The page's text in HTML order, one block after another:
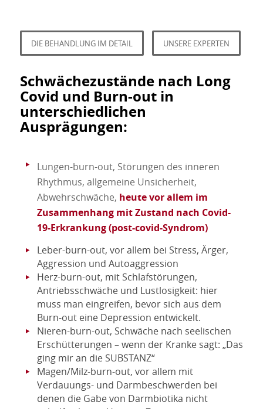
DIE BEHANDLUNG IM DETAIL UNSERE EXPERTEN
Schwächezustände nach Long
Covid und Burn-out in
unterschiedlichen
Ausprägungen:
Lungen-burn-out, Störungen des inneren
Rhythmus, allgemeine Unsicherheit,
Abwehrschwäche, heute vor allem im
Zusammenhang mit Zustand nach Covid-
19-Erkrankung (post-covid-Syndrom)
Leber-burn-out, vor allem bei Stress, Ärger,
Aggression und Autoaggression
Herz-burn-out, mit Schlafstörungen,
Antriebsschwäche und Lustlosigkeit: hier
muss man eingreifen, bevor sich aus dem
Burn-out eine Depression entwickelt.
Nieren-burn-out, Schwäche nach seelischen
Erschütterungen – wenn der Kranke sagt: „Das
ging mir an die SUBSTANZ“
Magen/Milz-burn-out, vor allem mit
Verdauungs- und Darmbeschwerden bei
denen die Gabe von Darmbiotika nicht